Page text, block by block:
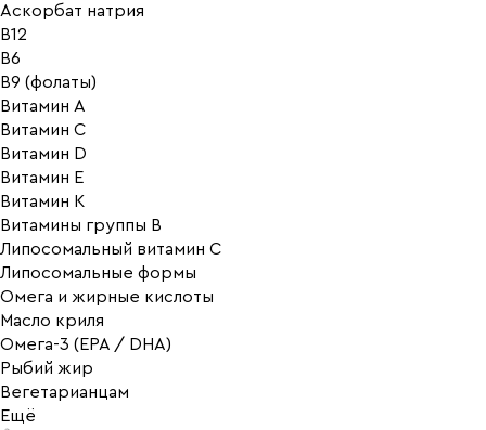
Аскорбат натрия
В12
В6
В9 (фолаты)
Витамин A
Витамин C
Витамин D
Витамин E
Витамин K
Витамины группы B
Липосомальный витамин C
Липосомальные формы
Омега и жирные кислоты
Масло криля
Омега-3 (EPA / DHA)
Рыбий жир
Вегетарианцам
Ещё